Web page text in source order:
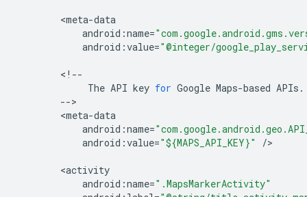
<meta-data
android :name=
android :value="@integer/
< !--
The API key for Google Maps-based APIs .
--
<meta-data
android :name=
android :value="${MAPS_API_KEY}" />
<activity
android :name=".MapsMarkerActivity"